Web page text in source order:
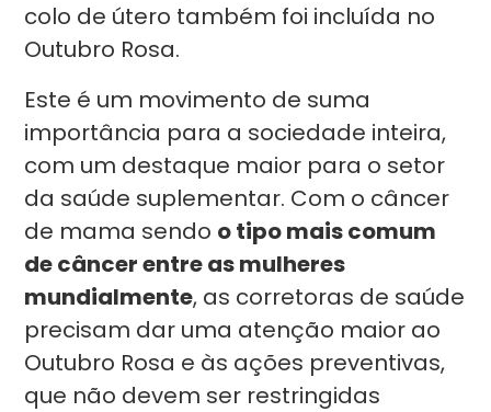
colo de útero também foi incluída no
Outubro Rosa.
Este é um movimento de suma
importância para a sociedade inteira,
com um destaque maior para o setor
da saúde suplementar. Com o câncer
de mama sendo o tipo mais comum
de câncer entre as mulheres
mundialmente, as corretoras de saúde
precisam dar uma atenção maior ao
Outubro Rosa e às ações preventivas,
que não devem ser restringidas